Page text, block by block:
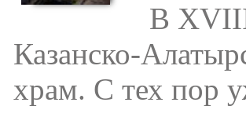
В XVIII
Казанско-
храм. С тех пор